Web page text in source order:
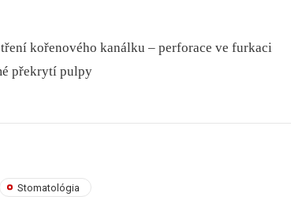
kořenového kanálku –⁠ perforace ve furkaci
překrytí pulpy
Stomatológia